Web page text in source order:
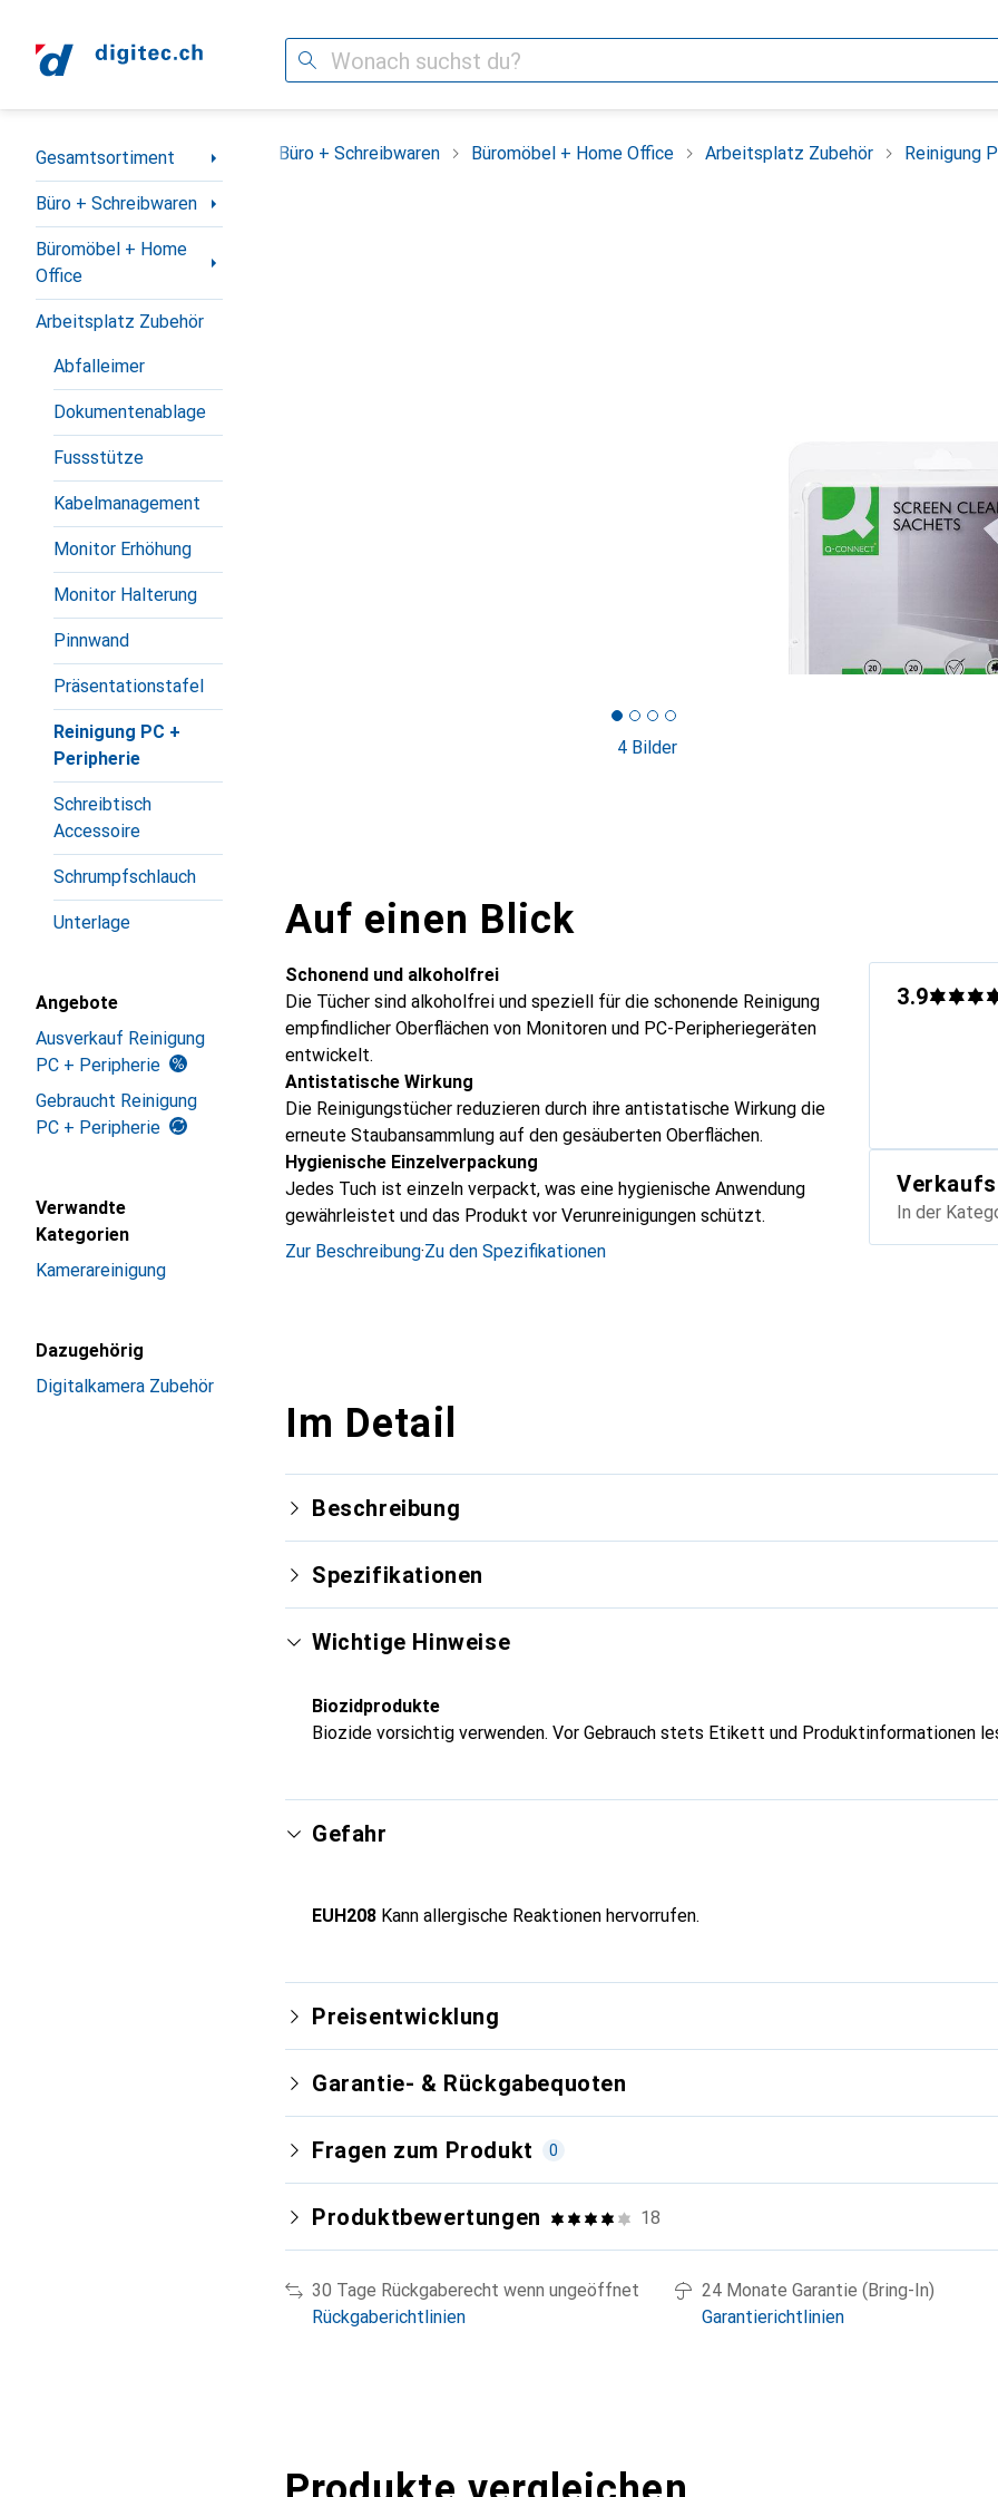
Suche
Navigation nach Kategorien
Gesamtsortiment
Büro + Schreibwaren
Büromöbel + Home
Office
Arbeitsplatz Zubehör
Abfalleimer
Dokumentenablage
Fussstütze
Kabelmanagement
Monitor Erhöhung
Monitor Halterung
Pinnwand
Präsentationstafel
Reinigung PC +
Peripherie
Schreibtisch
Accessoire
Schrumpfschlauch
Unterlage
Angebote
Ausverkauf Reinigung
PC + Peripherie
Gebraucht Reinigung
PC + Peripherie
Verwandte
Kategorien
Kamerareinigung
Dazugehörig
Digitalkamera Zubehör
Gesamtsortiment Büro + Schreibwaren Büromöbel + Home Office Arbeitsplatz Zubehör Reinigung
4 Bilder
Auf einen Blick
Schonend und alkoholfrei
Die Tücher sind alkoholfrei und speziell für die schonende Reinigung
empfindlicher Oberflächen von Monitoren und PC-Peripheriegeräten
entwickelt.
Antistatische Wirkung
Die Reinigungstücher reduzieren durch ihre antistatische Wirkung die
erneute Staubansammlung auf den gesäuberten Oberflächen.
Hygienische Einzelverpackung
Jedes Tuch ist einzeln verpackt, was eine hygienische Anwendung
gewährleistet und das Produkt vor Verunreinigungen schützt.
Zur Beschreibung·Zu den Spezifikationen
3.9
In der
Im Detail
Beschreibung
Spezifikationen
Wichtige Hinweise
Biozidprodukte
Biozide vorsichtig verwenden. Vor Gebrauch stets Etikett und Produktinformationen
Gefahr
EUH208 Kann allergische Reaktionen hervorrufen.
Preisentwicklung
Garantie- & Rückgabequoten
Fragen zum Produkt 0
Produktbewertungen 18
30 Tage Rückgaberecht wenn ungeöffnet
Rückgaberichtlinien
24 Monate Garantie (Bring-In)
Garantierichtlinien